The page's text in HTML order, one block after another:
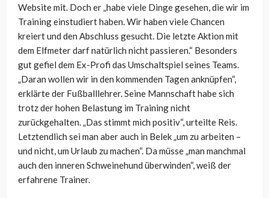
Website mit. Doch er „habe viele Dinge gesehen, die wir im
Training einstudiert haben. Wir haben viele Chancen
kreiert und den Abschluss gesucht. Die letzte Aktion mit
dem Elfmeter darf natürlich nicht passieren.“ Besonders
gut gefiel dem Ex-Profi das Umschaltspiel seines Teams.
„Daran wollen wir in den kommenden Tagen anknüpfen“,
erklärte der Fußballlehrer. Seine Mannschaft habe sich
trotz der hohen Belastung im Training nicht
zurückgehalten. „Das stimmt mich positiv“, urteilte Reis.
Letztendlich sei man aber auch in Belek „um zu arbeiten –
und nicht, um Urlaub zu machen“. Da müsse „man manchmal
auch den inneren Schweinehund überwinden“, weiß der
erfahrene Trainer.